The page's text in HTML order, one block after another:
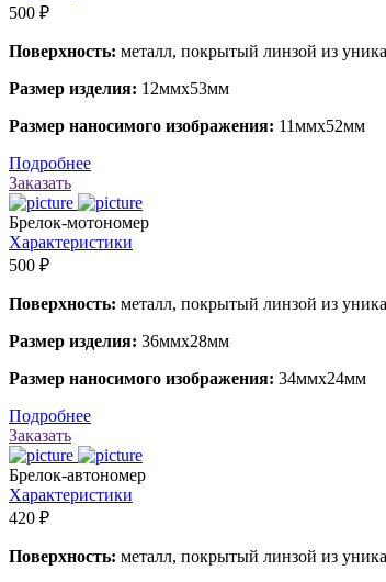
500 ₽
Поверхность: металл, покрытый линзой из
Размер изделия: 12ммх53мм
Размер наносимого изображения: 11ммх52мм
Подробнее
Заказать
Брелок-мотономер
Характеристики
500 ₽
Поверхность: металл, покрытый линзой из
Размер изделия: 36ммх28мм
Размер наносимого изображения: 34ммх24мм
Подробнее
Заказать
Брелок-автономер
Характеристики
420 ₽
Поверхность: металл, покрытый линзой из